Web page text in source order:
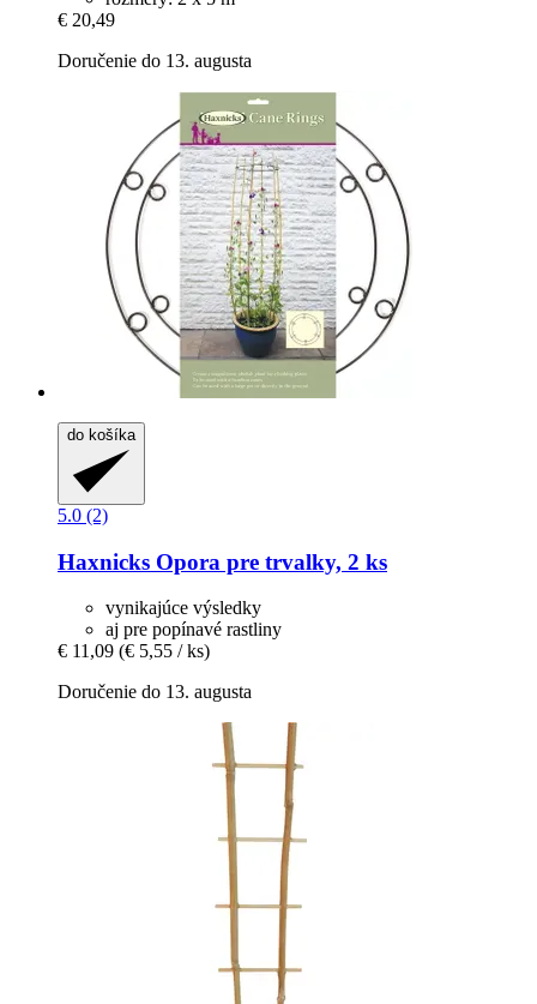
€ 20,49
Doručenie do 13. augusta
do košíka
5.0 (2)
Haxnicks Opora pre trvalky, 2 ks
vynikajúce výsledky
aj pre popínavé rastliny
€ 11,09 (€ 5,55 / ks)
Doručenie do 13. augusta